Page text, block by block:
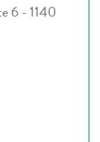
6 - 1140